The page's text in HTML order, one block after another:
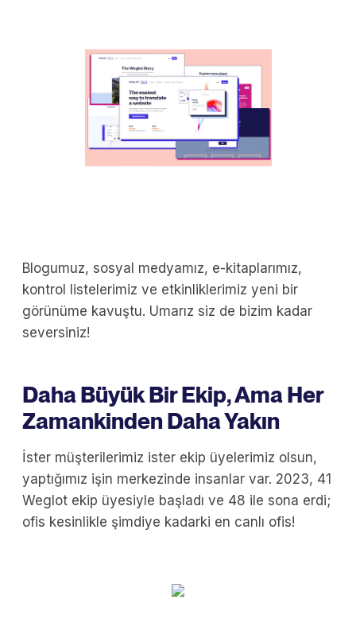
Blogumuz, sosyal medyamız, e-kitaplarımız,
kontrol listelerimiz ve etkinliklerimiz yeni bir
görünüme kavuştu. Umarız siz de bizim kadar
seversiniz!
Daha Büyük Bir Ekip, Ama Her
Zamankinden Daha Yakın
İster müşterilerimiz ister ekip üyelerimiz olsun,
yaptığımız işin merkezinde insanlar var. 2023, 41
Weglot ekip üyesiyle başladı ve 48 ile sona erdi;
ofis kesinlikle şimdiye kadarki en canlı ofis!